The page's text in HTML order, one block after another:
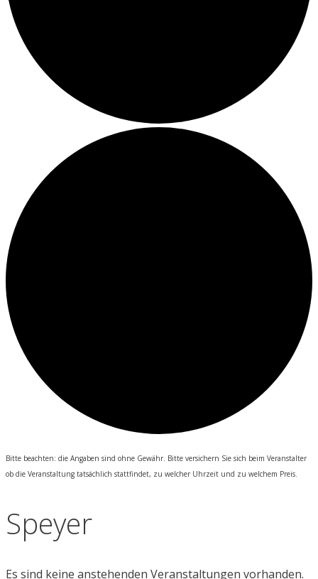
Bitte beachten: die Angaben sind ohne Gewähr. Bitte versichern Sie sich beim Veranstalter
ob die Veranstaltung tatsächlich stattfindet, zu welcher Uhrzeit und zu welchem Preis.
Speyer
Es sind keine anstehenden Veranstaltungen vorhanden.